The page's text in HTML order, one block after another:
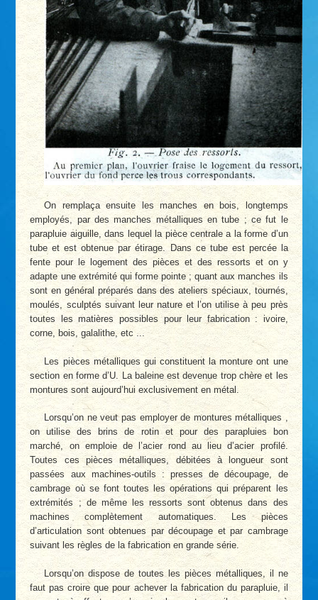
On remplaça ensuite les manches en bois, longtemps
employés, par des manches métalliques en tube ; ce fut le
parapluie aiguille, dans lequel la pièce centrale a la forme d’un
tube et est obtenue par étirage. Dans ce tube est percée la
fente pour le logement des pièces et des ressorts et on y
adapte une extrémité qui forme pointe ; quant aux manches ils
sont en général préparés dans des ateliers spéciaux, tournés,
moulés, sculptés suivant leur nature et l’on utilise à peu près
toutes les matières possibles pour leur fabrication : ivoire,
corne, bois, galalithe, etc ...
Les pièces métalliques gui constituent la monture ont une
section en forme d’U. La baleine est devenue trop chère et les
montures sont aujourd’hui exclusivement en métal.
Lorsqu’on ne veut pas employer de montures métalliques ,
on utilise des brins de rotin et pour des parapluies bon
marché, on emploie de l’acier rond au lieu d’acier profilé.
Toutes ces pièces métalliques, débitées à longueur sont
passées aux machines-outils : presses de découpage, de
cambrage où se font toutes les opérations qui préparent les
extrémités ; de même les ressorts sont obtenus dans des
machines complètement automatiques. Les pièces
d’articulation sont obtenues par découpage et par cambrage
suivant les règles de la fabrication en grande série.
Lorsqu’on dispose de toutes les pièces métalliques, il ne
faut pas croire que pour achever la fabrication du parapluie, il